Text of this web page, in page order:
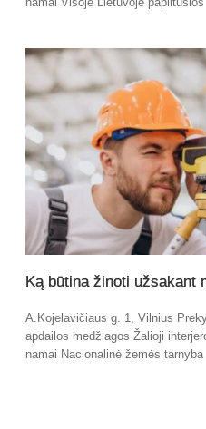
Ką būtina žinoti užsakant
A.Kojelavičiaus g. 1, Vilnius
apdailos medžiagos Žalioji
namai Nacionalinė žemės tarnyba